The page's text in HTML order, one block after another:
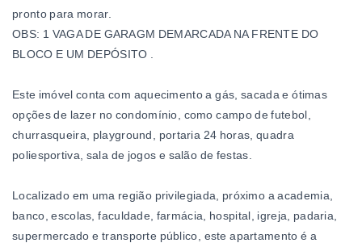
pronto para morar.
OBS: 1 VAGA DE GARAGM DEMARCADA NA FRENTE DO
BLOCO E UM DEPÓSITO .
Este imóvel conta com aquecimento a gás, sacada e ótimas
opções de lazer no condomínio, como campo de futebol,
churrasqueira, playground, portaria 24 horas, quadra
poliesportiva, sala de jogos e salão de festas.
Localizado em uma região privilegiada, próximo a academia,
banco, escolas, faculdade, farmácia, hospital, igreja, padaria,
supermercado e transporte público, este apartamento é a